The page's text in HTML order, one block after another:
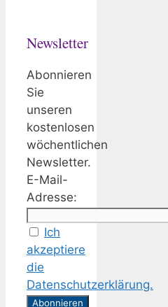
Newsletter
Abonnieren
Sie
unseren
kostenlosen
wöchentlichen
Newsletter.
E-Mail-
Adresse:
Ich
akzeptiere
die
Datenschutzerklärung.